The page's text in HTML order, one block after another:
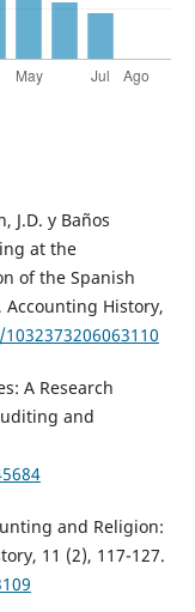
J.D. y Baños
at the
of the Spanish
History,
A Research
and
and Religion:
11 (2), 117-127.